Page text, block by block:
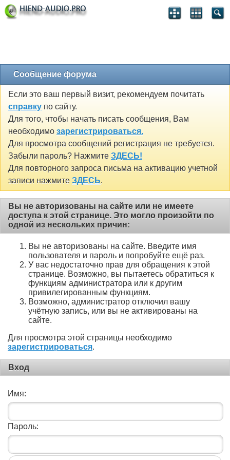
Сообщение форума
Если это ваш первый визит, рекомендуем почитать
справку по сайту.
Для того, чтобы начать писать сообщения, Вам
необходимо зарегистрироваться.
Для просмотра сообщений регистрация не требуется.
Забыли пароль? Нажмите ЗДЕСЬ!
Для повторного запроса письма на активацию учетной
записи нажмите ЗДЕСЬ.
Вы не авторизованы на сайте или не имеете
доступа к этой странице. Это могло произойти по
одной из нескольких причин:
Вы не авторизованы на сайте. Введите имя
пользователя и пароль и попробуйте ещё раз.
У вас недостаточно прав для обращения к этой
странице. Возможно, вы пытаетесь обратиться к
функциям администратора или к другим
привилегированным функциям.
Возможно, администратор отключил вашу
учётную запись, или вы не активированы на
сайте.
Для просмотра этой страницы необходимо
зарегистрироваться.
Вход
Имя:
Пароль: